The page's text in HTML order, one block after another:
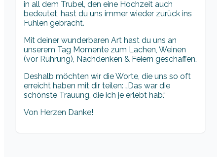
in all dem Trubel, den eine Hochzeit auch
bedeutet, hast du uns immer wieder zurück ins
Fühlen gebracht.
Mit deiner wunderbaren Art hast du uns an
unserem Tag Momente zum Lachen, Weinen
(vor Rührung), Nachdenken & Feiern geschaffen.
Deshalb möchten wir die Worte, die uns so oft
erreicht haben mit dir teilen: „Das war die
schönste Trauung, die ich je erlebt hab.“
Von Herzen Danke!